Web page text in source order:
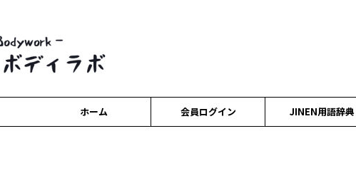
ホーム 会員ログイン JINEN用語辞典